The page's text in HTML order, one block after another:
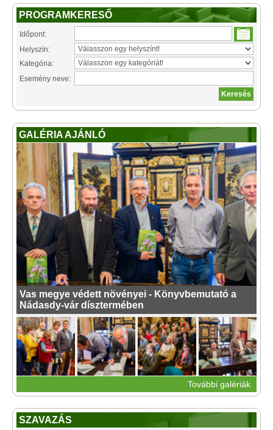
PROGRAMKERESŐ
Időpont:
Helyszín:
Kategória:
Esemény neve:
GALÉRIA AJÁNLÓ
Vas megye védett növényei - Könyvbemutató a
Nádasdy-vár dísztermében
További galériák
SZAVAZÁS